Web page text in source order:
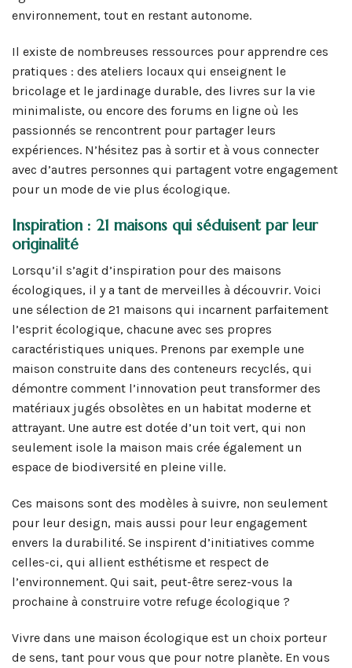
environnement, tout en restant autonome.
Il existe de nombreuses ressources pour apprendre ces
pratiques : des ateliers locaux qui enseignent le
bricolage et le jardinage durable, des livres sur la vie
minimaliste, ou encore des forums en ligne où les
passionnés se rencontrent pour partager leurs
expériences. N’hésitez pas à sortir et à vous connecter
avec d’autres personnes qui partagent votre engagement
pour un mode de vie plus écologique.
Inspiration : 21 maisons qui séduisent par leur
originalité
Lorsqu’il s’agit d’inspiration pour des maisons
écologiques, il y a tant de merveilles à découvrir. Voici
une sélection de 21 maisons qui incarnent parfaitement
l’esprit écologique, chacune avec ses propres
caractéristiques uniques. Prenons par exemple une
maison construite dans des conteneurs recyclés, qui
démontre comment l’innovation peut transformer des
matériaux jugés obsolètes en un habitat moderne et
attrayant. Une autre est dotée d’un toit vert, qui non
seulement isole la maison mais crée également un
espace de biodiversité en pleine ville.
Ces maisons sont des modèles à suivre, non seulement
pour leur design, mais aussi pour leur engagement
envers la durabilité. Se inspirent d’initiatives comme
celles-ci, qui allient esthétisme et respect de
l’environnement. Qui sait, peut-être serez-vous la
prochaine à construire votre refuge écologique ?
Vivre dans une maison écologique est un choix porteur
de sens, tant pour vous que pour notre planète. En vous